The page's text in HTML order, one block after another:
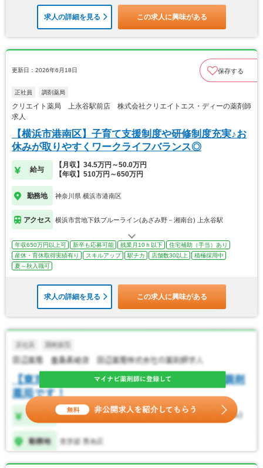
求人の詳細を見る この求人に興味がある
更新日：2026年6月18日 保存する
正社員 調剤薬局
クリエイト薬局 上永谷駅前店 株式会社クリエイトエス・ディーの薬剤師
求人
【横浜市港南区】子育て支援制度や研修制度充実♪お
休みが取りやすくワークライフバランス◎
給与
【月収】34.5万円～50.0万円
【年収】510万円～650万円
勤務地 神奈川県 横浜市港南区
アクセス 横浜市営地下鉄ブルーライン(あざみ野－湘南台) 上永谷駅
年収650万円以上可 新卒も応募可能 残業月10ｈ以下
住宅補助（手当）あり
産休・育休取得実績有り
スキルアップ 駅チカ 店舗数30以上
積極採用中
夏～秋入職可
求人の詳細を見る この求人に興味がある